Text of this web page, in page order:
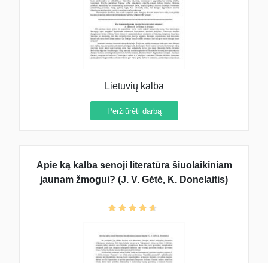
Lietuvių kalba
Peržiūrėti darbą
Apie ką kalba senoji literatūra šiuolaikiniam
jaunam žmogui? (J. V. Gėtė, K. Donelaitis)